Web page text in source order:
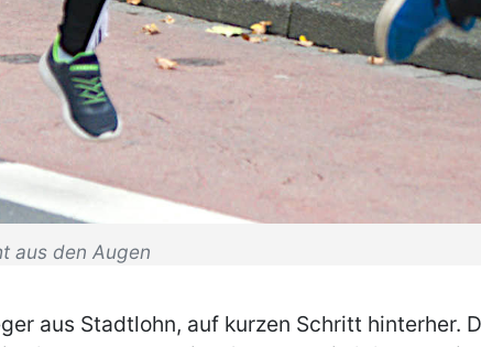
aus den Augen
aus Stadtlohn, auf kurzen Schritt hinterher.